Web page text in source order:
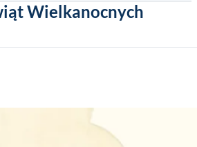
fb
Wielkanocnych